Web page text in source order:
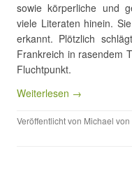
sowie körperliche und
viele Literaten hinein.
erkannt. Plötzlich
Frankreich in rasendem
Fluchtpunkt.
Weiterlesen →
Veröffentlicht von Michael